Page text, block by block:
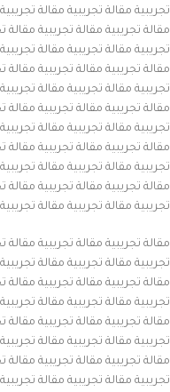
تجريبية مقالة تجريبية مقالة
مقالة تجريبية مقالة تجريبية مقالة
تجريبية مقالة تجريبية مقالة
مقالة تجريبية مقالة تجريبية مقالة
تجريبية مقالة تجريبية مقالة
مقالة تجريبية مقالة تجريبية مقالة
تجريبية مقالة تجريبية مقالة
مقالة تجريبية مقالة تجريبية مقالة
تجريبية مقالة تجريبية مقالة
مقالة تجريبية مقالة تجريبية مقالة
تجريبية مقالة تجريبية مقالة
مقالة تجريبية مقالة تجريبية مقالة
تجريبية مقالة تجريبية مقالة
مقالة تجريبية مقالة تجريبية مقالة
تجريبية مقالة تجريبية مقالة
مقالة تجريبية مقالة تجريبية مقالة
تجريبية مقالة تجريبية مقالة
مقالة تجريبية مقالة تجريبية مقالة
تجريبية مقالة تجريبية مقالة